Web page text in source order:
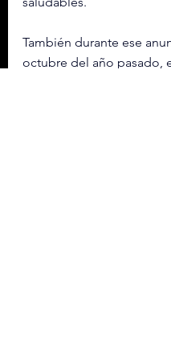
También durante ese
octubre del año pasado,